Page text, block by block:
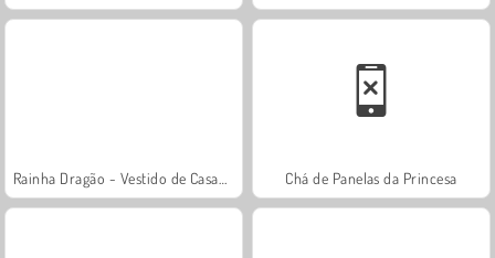
Chá de Panelas da Princesa